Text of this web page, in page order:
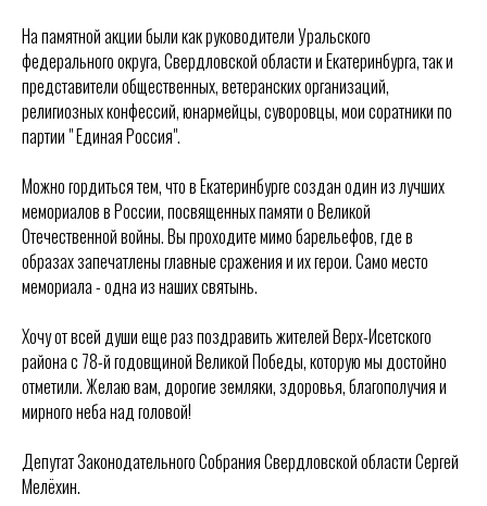
На памятной акции были как руководители Уральского
федерального округа, Свердловской области и Екатеринбурга, так и
представители общественных, ветеранских организаций,
религиозных конфессий, юнармейцы, суворовцы, мои соратники по
партии " Единая Россия".
Можно гордиться тем, что в Екатеринбурге создан один из лучших
мемориалов в России, посвященных памяти о Великой
Отечественной войны. Вы проходите мимо барельефов, где в
образах запечатлены главные сражения и их герои. Само место
мемориала - одна из наших святынь.
Хочу от всей души еще раз поздравить жителей Верх-Исетского
района с 78-й годовщиной Великой Победы, которую мы достойно
отметили. Желаю вам, дорогие земляки, здоровья, благополучия и
мирного неба над головой!
Депутат Законодательного Собрания Свердловской области Сергей
Мелёхин.